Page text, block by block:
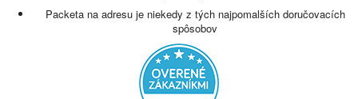
Packeta na adresu je niekedy z tých najpomalších doručovacích
spôsobov